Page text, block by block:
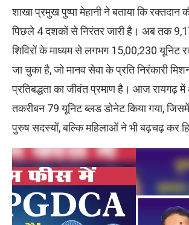
शाखा प्रमुख पुष्पा मेहानी ने बताया कि रक्तदान
पिछले 4 दशकों से निरंतर जारी है। अब तक
शिविरों के माध्यम से लगभग 15,00,230 यूनिट
जा चुका है, जो मानव सेवा के प्रति निरंकारी
प्रतिबद्धता का जीवंत प्रमाण है। आज रायगढ़ में
तकरीबन 79 यूनिट ब्लड डोनेट किया गया,
पुरुष सदस्यों, बल्कि महिलाओं ने भी बढ़चढ़ कर